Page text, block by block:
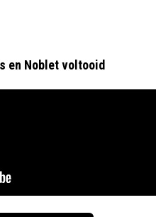
en Noblet voltooid